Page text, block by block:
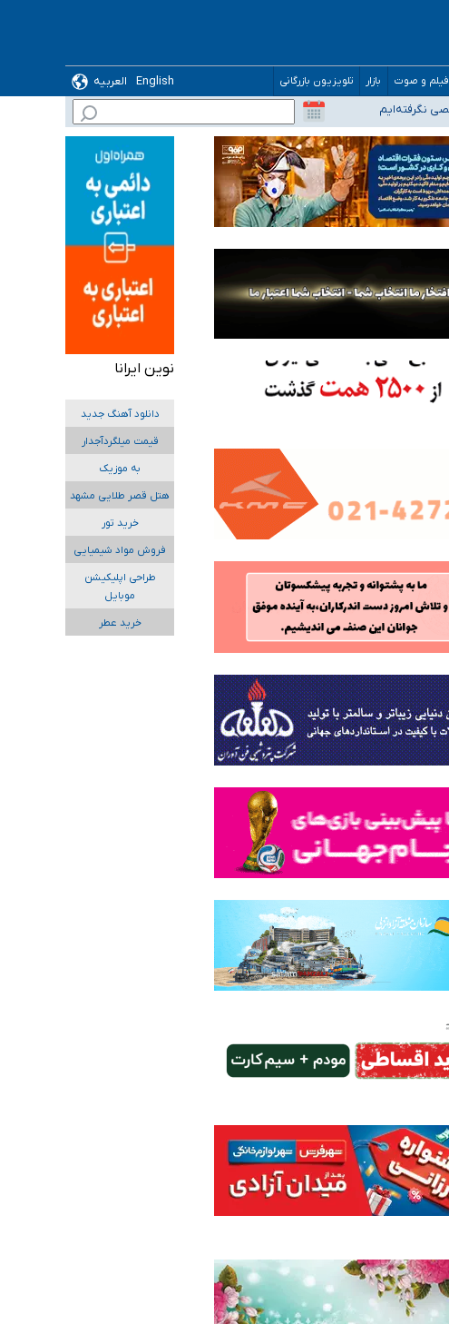
فیلم و صوت بازار تلویزیون بازرگانی English
العربیه
نوین ایرانا
دانلود آهنگ جدید
قیمت میلگردآجدار
به موزیک
هتل قصر طلایی مشهد
خرید تور
فروش مواد شیمیایی
طراحی اپلیکیشن
موبایل
خرید عطر